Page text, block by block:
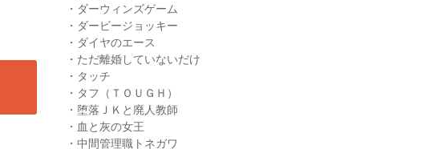
・ダーウィンズゲーム
・ダービージョッキー
・ダイヤのエース
・ただ離婚していないだけ
・タッチ
・タフ（ＴＯＵＧＨ）
・堕落ＪＫと廃人教師
・血と灰の女王
・中間管理職トネガワ